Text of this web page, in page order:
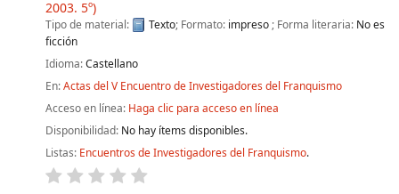
2003. 5º)
Tipo de material: Texto; Formato: impreso ; Forma literaria: No es
ficción
Idioma:Castellano
En:Actas del V Encuentro de Investigadores del Franquismo
Acceso en línea: Haga clic para acceso en línea
Disponibilidad: No hay ítems disponibles.
Listas: Encuentros de Investigadores del Franquismo.